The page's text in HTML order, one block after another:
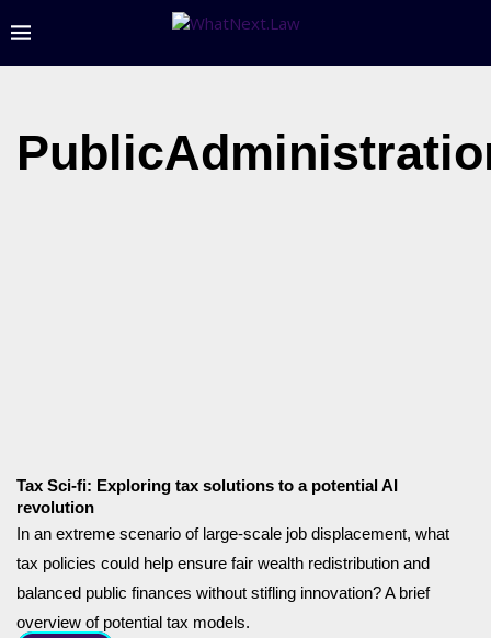
Tax Sci-fi: Exploring tax solutions to a potential AI
revolution
In an extreme scenario of large-scale job displacement, what
tax policies could help ensure fair wealth redistribution and
balanced public finances without stifling innovation? A brief
overview of potential tax models.